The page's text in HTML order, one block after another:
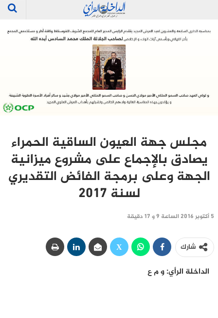
مجلس جهة العيون الساقية الحمراء
يصادق بالإجماع على مشروع ميزانية
الجهة وعلى برمجة الفائض التقديري
لسنة 2017
5 أكتوبر 2016 الساعة 9 و 17 دقيقة
شارك
الداخلة الرأي: و م ع